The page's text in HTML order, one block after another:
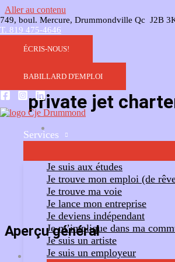
Aller au contenu
749, boul. Mercure, Drummondville Qc J2B
T. 819 475-4646
ÉCRIS-NOUS!
BABILLARD D'EMPLOI
Services
Je suis aux études
Je trouve mon emploi (de
Je trouve ma voie
Je lance mon entreprise
Je deviens indépendant
Je m’implique dans ma
Je suis un artiste
Je suis un employeur
private jet
Aperçu général